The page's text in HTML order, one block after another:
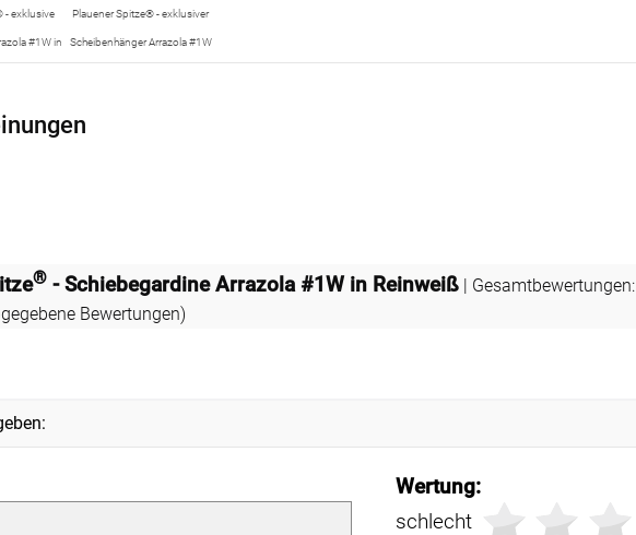
- exklusive
#1W in
Plauener Spitze® - exklusiver
Scheibenhänger Arrazola #1W
®- Schiebegardine Arrazola #1W in Reinweiß| Gesamtbewertungen:
Bewertungen)
Wertung:
schlecht